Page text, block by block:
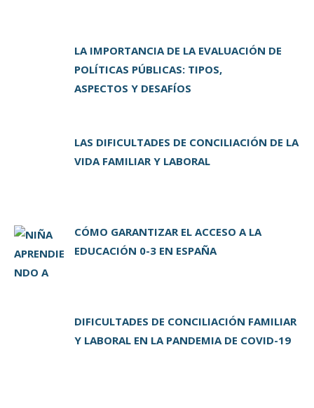
LA IMPORTANCIA DE LA EVALUACIÓN DE
POLÍTICAS PÚBLICAS: TIPOS,
ASPECTOS Y DESAFÍOS
LAS DIFICULTADES DE CONCILIACIÓN DE LA
VIDA FAMILIAR Y LABORAL
CÓMO GARANTIZAR EL ACCESO A LA
EDUCACIÓN 0-3 EN ESPAÑA
DIFICULTADES DE CONCILIACIÓN FAMILIAR
Y LABORAL EN LA PANDEMIA DE COVID-19